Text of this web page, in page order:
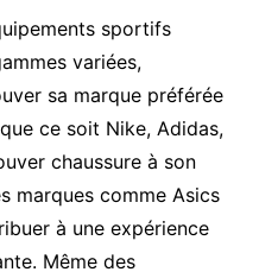
sportifs
variées,
sa marque préférée
ce soit Nike, Adidas,
chaussure à son
marques comme Asics
à une expérience
Même des